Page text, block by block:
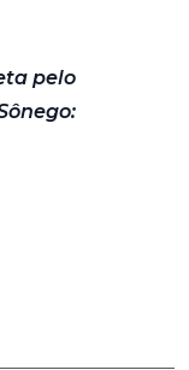
pelo